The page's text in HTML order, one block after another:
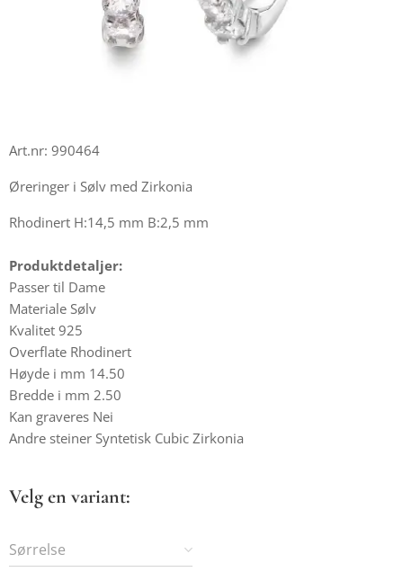
Art.nr: 990464
Øreringer i Sølv med Zirkonia
Rhodinert H:14,5 mm B:2,5 mm
Produktdetaljer:
Passer til Dame
Materiale Sølv
Kvalitet 925
Overflate Rhodinert
Høyde i mm 14.50
Bredde i mm 2.50
Kan graveres Nei
Andre steiner Syntetisk Cubic Zirkonia
Velg en variant:
Sørrelse